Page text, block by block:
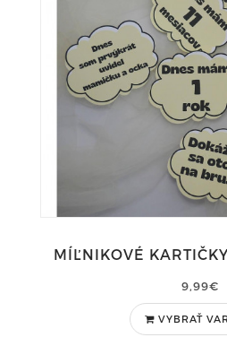
MÍĽNIKOVÉ
9,99€
VYBRAŤ